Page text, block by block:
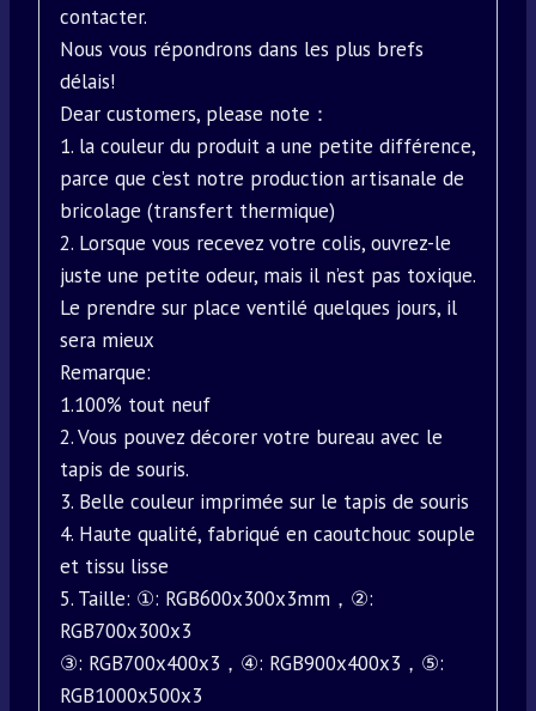
contacter.
Nous vous répondrons dans les plus brefs
délais!
Dear customers, please note：
1. la couleur du produit a une petite différence,
parce que c’est notre production artisanale de
bricolage (transfert thermique)
2. Lorsque vous recevez votre colis, ouvrez-le
juste une petite odeur, mais il n’est pas toxique.
Le prendre sur place ventilé quelques jours, il
sera mieux
Remarque:
1.100% tout neuf
2. Vous pouvez décorer votre bureau avec le
tapis de souris.
3. Belle couleur imprimée sur le tapis de souris
4. Haute qualité, fabriqué en caoutchouc souple
et tissu lisse
5. Taille: ①: RGB600x300x3mm，②:
RGB700x300x3
③: RGB700x400x3，④: RGB900x400x3，⑤:
RGB1000x500x3